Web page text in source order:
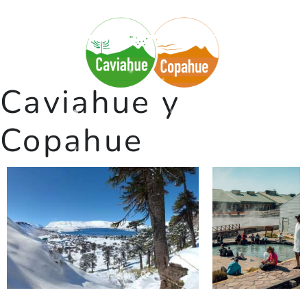
Caviahue y
Copahue